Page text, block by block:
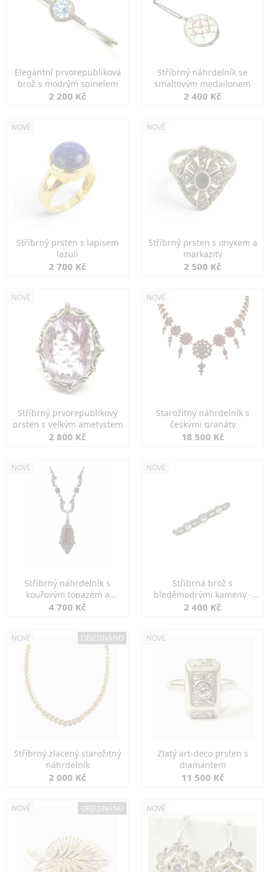
Elegantní prvorepubliková
brož s modrým spinelem
2 200 Kč
Stříbrný náhrdelník se
smaltovým medailonem
2 400 Kč
NOVÉ
Stříbrný prsten s lapisem
lazuli
2 700 Kč
NOVÉ
Stříbrný prsten s onyxem a
markazity
2 500 Kč
NOVÉ
Stříbrný prvorepublikový
prsten s velkým ametystem
2 800 Kč
NOVÉ
Starožitný náhrdelník s
českými granáty
18 500 Kč
NOVÉ
Stříbrný náhrdelník s
kouřovým topazem a
markazity
4 700 Kč
NOVÉ
Stříbrná brož s
bleděmodrými kameny -
jemná elegance
2 400 Kč
NOVÉ OBJEDNÁNO
Stříbrný zlacený starožitný
náhrdelník
2 000 Kč
NOVÉ
Zlatý art-deco prsten s
diamantem
11 500 Kč
NOVÉ OBJEDNÁNO NOVÉ